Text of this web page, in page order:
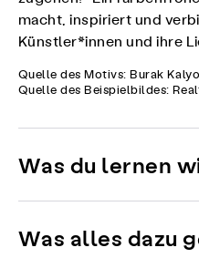
macht, inspiriert und
Künstler*innen und ihre
Quelle des Motivs: Burak
Quelle des Beispielbildes:
Was du lernen
Was alles dazu